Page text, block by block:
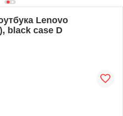
Lenovo
black case D